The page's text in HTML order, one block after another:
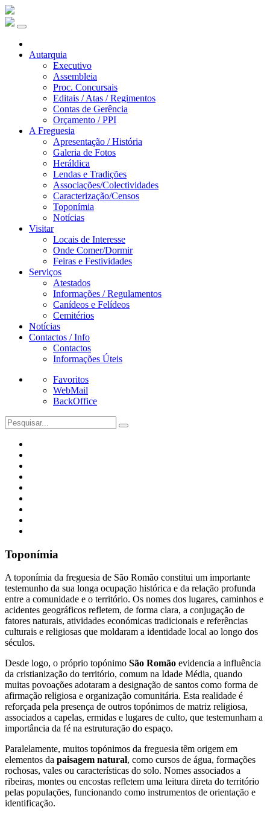
Autarquia
Executivo
Assembleia
Proc. Concursais
Editais / Atas / Regimentos
Contas de Gerência
Orçamento / PPI
A Freguesia
Apresentação / História
Galeria de Fotos
Heráldica
Lendas e Tradições
Associações/Colectividades
Caracterização/Censos
Toponímia
Notícias
Visitar
Locais de Interesse
Onde Comer/Dormir
Feiras e Festividades
Serviços
Atestados
Informações / Regulamentos
Canídeos e Felídeos
Cemitérios
Notícias
Contactos / Info
Contactos
Informações Úteis
Favoritos
WebMail
BackOffice
Toponímia
A toponímia da freguesia de São Romão constitui um importante
testemunho da sua longa ocupação histórica e da relação profunda
entre a comunidade e o território. Os nomes dos lugares, caminhos e
acidentes geográficos refletem, de forma clara, a conjugação de
fatores naturais, atividades económicas tradicionais e referências
culturais e religiosas que moldaram a identidade local ao longo dos
séculos.
Desde logo, o próprio topónimo São Romão evidencia a influência
da cristianização do território, comum na Idade Média, quando
muitas povoações adotaram a designação de santos como forma de
afirmação religiosa e organização comunitária. Esta realidade é
reforçada pela presença de outros topónimos de matriz religiosa,
associados a capelas, ermidas e lugares de culto, que testemunham a
importância da fé na estruturação do espaço.
Paralelamente, muitos topónimos da freguesia têm origem em
elementos da paisagem natural, como cursos de água, formações
rochosas, vales ou características do solo. Nomes associados a
ribeiras, montes ou encostas refletem uma leitura direta do território
pelas populações, funcionando como instrumentos de orientação e
identificação.